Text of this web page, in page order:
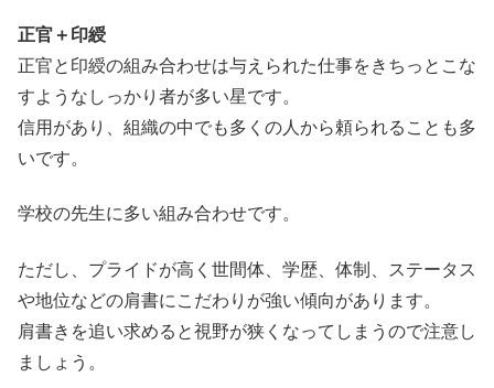
正官＋印綬
正官と印綬の組み合わせは与えられた仕事をきちっとこな
すようなしっかり者が多い星です。
信用があり、組織の中でも多くの人から頼られることも多
いです。
学校の先生に多い組み合わせです。
ただし、プライドが高く世間体、学歴、体制、ステータス
や地位などの肩書にこだわりが強い傾向があります。
肩書きを追い求めると視野が狭くなってしまうので注意し
ましょう。